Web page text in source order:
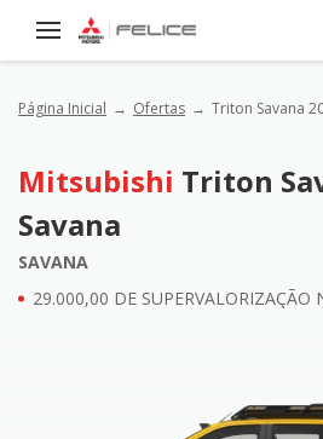
Página Inicial Ofertas Triton Savana
Mitsubishi Triton
Savana
SAVANA
29.000,00 DE SUPERVALORIZAÇÃO